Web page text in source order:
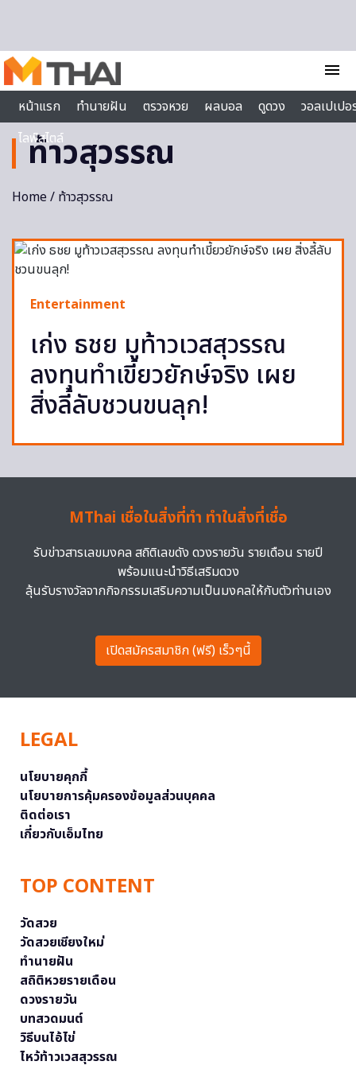
menu
หน้าแรก
ทำนายฝัน ตรวจหวย ผลบอล ดูดวง
วอลเปเป
ไลฟ์สไตล์
ท้าวสุวรรณ
Home/ ท้าวสุวรรณ
Entertainment
เก่ง ธชย มูท้าวเวสสุวรรณ
ลงทุนทำเขี้ยวยักษ์จริง เผย
สิ่งลี้ลับชวนขนลุก!
MThai เชื่อในสิ่งที่ทำ ทำในสิ่งที่เชื่อ
รับข่าวสารเลขมงคล สถิติเลขดัง ดวงรายวัน รายเดือน รายปี
พร้อมแนะนำวิธีเสริมดวง
ลุ้นรับรางวัลจากกิจกรรมเสริมความเป็นมงคลให้กับตัวท่านเอง
เปิดสมัครสมาชิก (ฟรี) เร็วๆนี้
LEGAL
นโยบายคุกกี้
นโยบายการคุ้มครองข้อมูลส่วนบุคคล
ติดต่อเรา
เกี่ยวกับเอ็มไทย
TOP CONTENT
วัดสวย
วัดสวยเชียงใหม่
ทำนายฝัน
สถิติหวยรายเดือน
ดวงรายวัน
บทสวดมนต์
วิธีบนไอ้ไข่
ไหว้ท้าวเวสสุวรรณ